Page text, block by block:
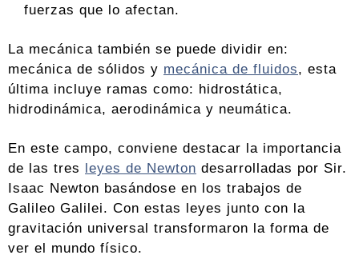
fuerzas que lo afectan.
La mecánica también se puede dividir en:
mecánica de sólidos y mecánica de fluidos, esta
última incluye ramas como: hidrostática,
hidrodinámica, aerodinámica y neumática.
En este campo, conviene destacar la importancia
de las tres leyes de Newton desarrolladas por Sir.
Isaac Newton basándose en los trabajos de
Galileo Galilei. Con estas leyes junto con la
gravitación universal transformaron la forma de
ver el mundo físico.